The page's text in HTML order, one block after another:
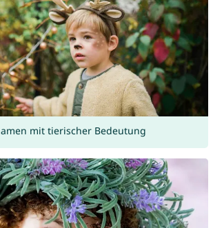
mit tierischer Bedeutung